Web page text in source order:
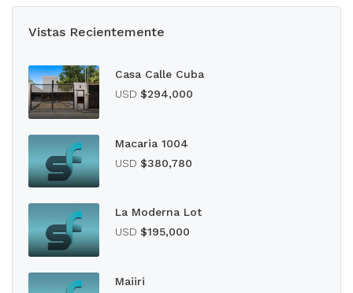
Vistas Recientemente
Casa Calle Cuba
USD $294,000
Macaria 1004
USD $380,780
La Moderna Lot
USD $195,000
Maiiri